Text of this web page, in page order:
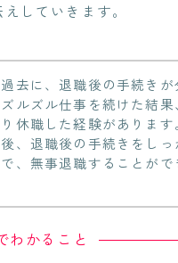
していきます。
去に、退職後の手続きが
ルズル仕事を続けた結果
休職した経験があります
、退職後の手続きをしっ
、無事退職することがで
わかること